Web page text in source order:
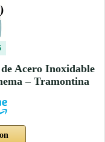
Acero Inoxidable
– Tramontina